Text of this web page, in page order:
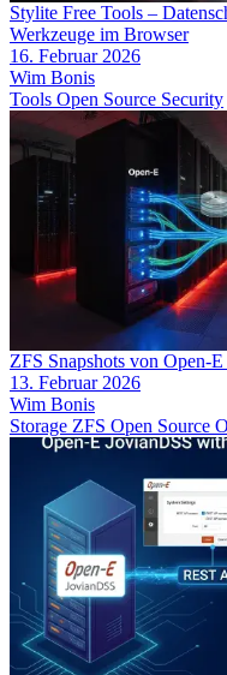
Stylite Free Tools –
Werkzeuge im Browser
16. Februar 2026
Wim Bonis
Tools Open Source Security
ZFS Snapshots von Open-
13. Februar 2026
Wim Bonis
Storage ZFS Open Source